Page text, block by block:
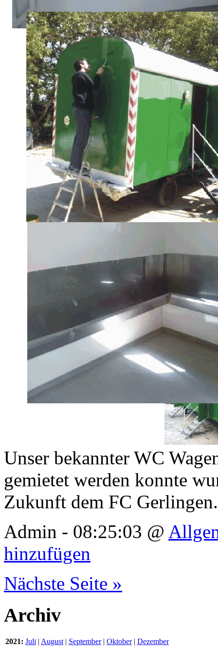
Unser bekannter WC
gemietet werden konnte
Zukunft dem FC Gerlingen.
Admin - 08:25:03 @
hinzufügen
Nächste Seite »
Archiv
2021: Juli | August | September| Oktober| Dezember